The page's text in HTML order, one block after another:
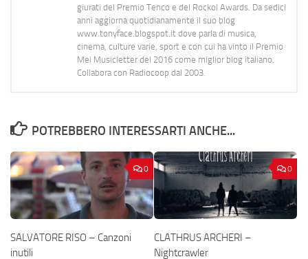
giurati del Premio Tenco e del Rockol Awards. Da sedici
anni aggiorna quotidianamente il suo blog
www.tonyface.blogspot.it dove parla di musica,
cinema, culture varie, sport e con cui ha vinto il Premio
Mei Musicletter del 2016 come miglior blog italiano.
Collabora con Radiocoop dal 2003.
POTREBBERO INTERESSARTI ANCHE...
0
SALVATORE RISO – Canzoni
inutili
0
CLATHRUS ARCHERI –
Nightcrawler